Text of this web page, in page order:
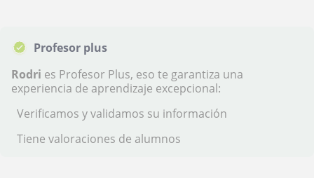
Profesor plus
Rodri es Profesor Plus, eso te garantiza una
experiencia de aprendizaje excepcional:
Verificamos y validamos su información
Tiene valoraciones de alumnos